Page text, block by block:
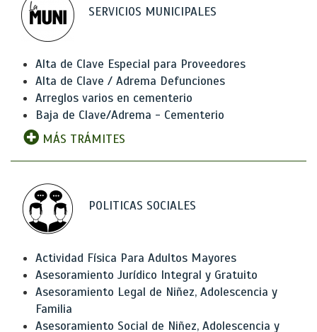
SERVICIOS MUNICIPALES
Alta de Clave Especial para Proveedores
Alta de Clave / Adrema Defunciones
Arreglos varios en cementerio
Baja de Clave/Adrema - Cementerio
MÁS TRÁMITES
POLITICAS SOCIALES
Actividad Física Para Adultos Mayores
Asesoramiento Jurídico Integral y Gratuito
Asesoramiento Legal de Niñez, Adolescencia y
Familia
Asesoramiento Social de Niñez, Adolescencia y